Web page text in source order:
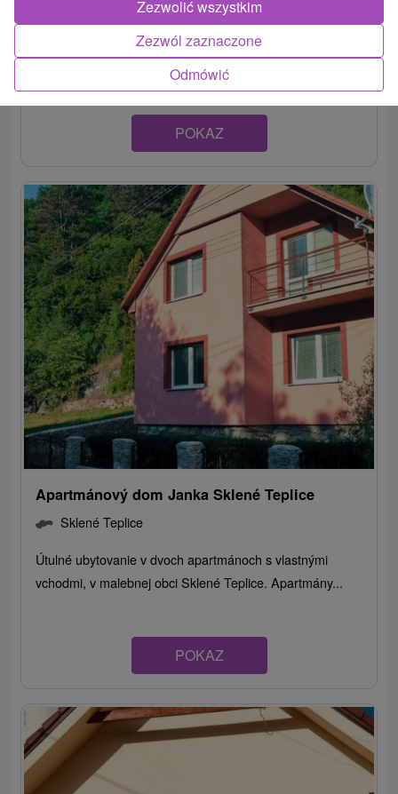
Novopostavený apartmánový dom v tichom prostredí
Štiavnických vrchov, v obci Sklené Teplice....
POKAZ
Apartmánový dom Janka Sklené Teplice
Sklené Teplice
Útulné ubytovanie v dvoch apartmánoch s vlastnými
vchodmi, v malebnej obci Sklené Teplice. Apartmány...
POKAZ
Odmówić
Zezwól zaznaczone
Zezwolić wszystkim